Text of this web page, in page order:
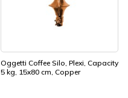
Oggetti Coffee Silo, Plexi, Capacity
5 kg, 15x80 cm, Copper